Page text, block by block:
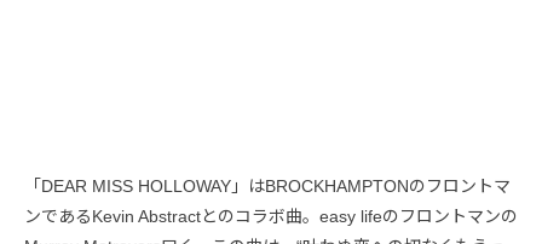
「DEAR MISS HOLLOWAY」はBROCKHAMPTONのフロントマ
ンであるKevin Abstractとのコラボ曲。easy lifeのフロントマンの